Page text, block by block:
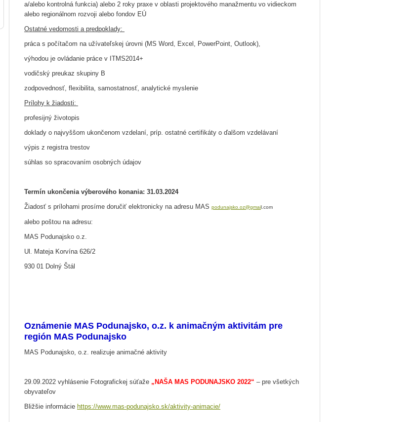
a/alebo kontrolná funkcia) alebo 2 roky praxe v oblasti projektového manažmentu vo vidieckom
alebo regionálnom rozvoji alebo fondov EÚ
Ostatné vedomosti a predpoklady:
práca s počítačom na užívateľskej úrovni (MS Word, Excel, PowerPoint, Outlook),
výhodou je ovládanie práce v ITMS2014+
vodičský preukaz skupiny B
zodpovednosť, flexibilita, samostatnosť, analytické myslenie
Prílohy k žiadosti:
profesijný životopis
doklady o najvyššom ukončenom vzdelaní, príp. ostatné certifikáty o ďalšom vzdelávaní
výpis z registra trestov
súhlas so spracovaním osobných údajov
Termín ukončenia výberového konania: 31.03.2024
Žiadosť s prílohami prosíme doručiť elektronicky na adresu MAS podunajsko.oz@gmail.com
alebo poštou na adresu:
MAS Podunajsko o.z.
Ul. Mateja Korvína 626/2
930 01 Dolný Štál
Oznámenie MAS Podunajsko, o.z. k animačným aktivitám pre
región MAS Podunajsko
MAS Podunajsko, o.z. realizuje animačné aktivity
29.09.2022 vyhlásenie Fotografickej súťaže „NAŠA MAS PODUNAJSKO 2022“ – pre všetkých
obyvateľov
Bližšie informácie https://www.mas-podunajsko.sk/aktivity-animacie/